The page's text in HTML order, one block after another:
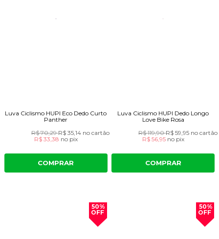
Luva Ciclismo HUPI Eco Dedo Curto
Panther
R$ 70,29R$ 35,14 no cartão
R$ 33,38 no pix
COMPRAR
Luva Ciclismo HUPI Dedo Longo
Love Bike Rosa
R$ 119,90R$ 59,95 no cartão
R$ 56,95 no pix
COMPRAR
50%
OFF
50%
OFF